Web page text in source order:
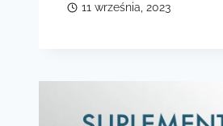
11 września, 2023